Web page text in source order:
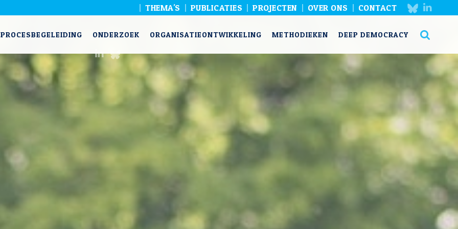
THEMA'S PUBLICATIES PROJECTEN OVER ONS CONTACT
PROCESBEGELEIDING ONDERZOEK ORGANISATIEONTWIKKELING METHODIEKEN DEEP DEMOCRACY